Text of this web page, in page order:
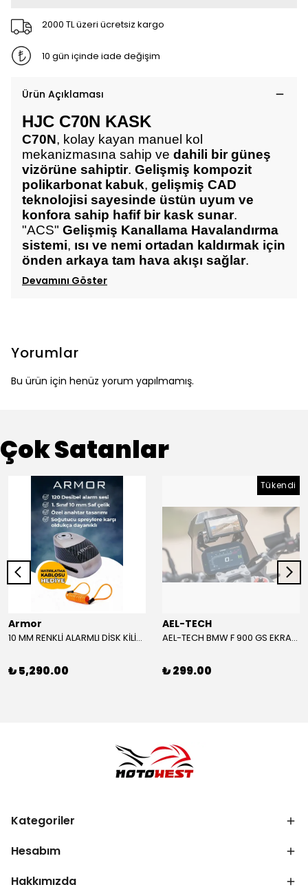
2000 TL üzeri ücretsiz kargo
10 gün içinde iade değişim
Ürün Açıklaması
HJC C70N KASK
C70N, kolay kayan manuel kol
mekanizmasına sahip ve dahili bir güneş
vizörüne sahiptir. Gelişmiş kompozit
polikarbonat kabuk, gelişmiş CAD
teknolojisi sayesinde üstün uyum ve
konfora sahip hafif bir kask sunar.
"ACS" Gelişmiş Kanallama Havalandırma
sistemi, ısı ve nemi ortadan kaldırmak için
önden arkaya tam hava akışı sağlar.
Devamını Göster
Yorumlar
Bu ürün için henüz yorum yapılmamış.
Çok Satanlar
Armor
10 MM RENKLİ ALARMLI DİSK KİLİDİ YENİ VERSİYON
₺ 5,290.00
Tükendi
AEL-TECH
AEL-TECH BMW F 900 GS EKRAN/GÖSTERGE KORUYUCU 2024-2025
₺ 299.00
Kategoriler
Hesabım
Hakkımızda